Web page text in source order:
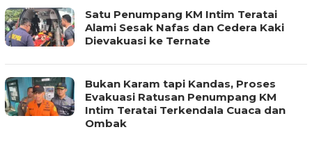
Satu Penumpang KM Intim Teratai
Alami Sesak Nafas dan Cedera Kaki
Dievakuasi ke Ternate
Bukan Karam tapi Kandas, Proses
Evakuasi Ratusan Penumpang KM
Intim Teratai Terkendala Cuaca dan
Ombak